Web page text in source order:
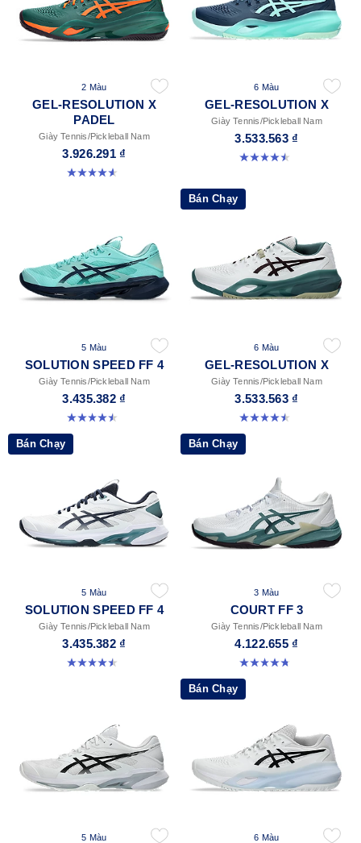
2 Màu
GEL-RESOLUTION X
PADEL
Giày Tennis/Pickleball Nam
3.926.291 ₫
4.6 trong số 5 sao. 61 đánh giá
6 Màu
GEL-RESOLUTION X
Giày Tennis/Pickleball Nam
3.533.563 ₫
4.5 trong số 5 sao. 226 đánh giá
5 Màu
SOLUTION SPEED FF 4
Giày Tennis/Pickleball Nam
3.435.382 ₫
4.5 trong số 5 sao. 41 đánh giá
Bán Chạy
6 Màu
GEL-RESOLUTION X
Giày Tennis/Pickleball Nam
3.533.563 ₫
4.5 trong số 5 sao. 226 đánh giá
Bán Chạy
5 Màu
SOLUTION SPEED FF 4
Giày Tennis/Pickleball Nam
3.435.382 ₫
4.5 trong số 5 sao. 41 đánh giá
Bán Chạy
3 Màu
COURT FF 3
Giày Tennis/Pickleball Nam
4.122.655 ₫
4.7 trong số 5 sao. 203 đánh giá
5 Màu
Bán Chạy
6 Màu